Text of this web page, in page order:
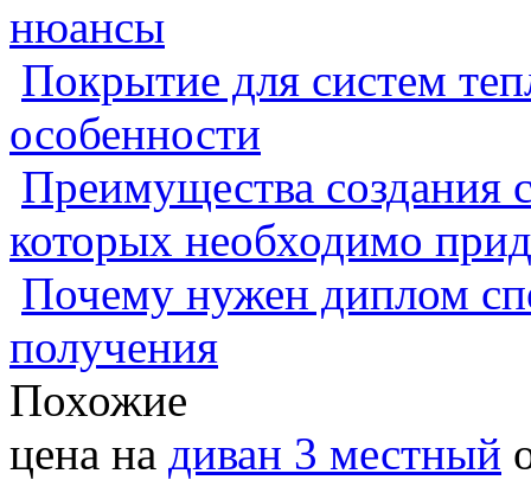
нюансы
Покрытие для систем
особенности
Преимущества создания
которых необходимо
Почему нужен диплом
получения
Похожие
цена на диван 3 местный